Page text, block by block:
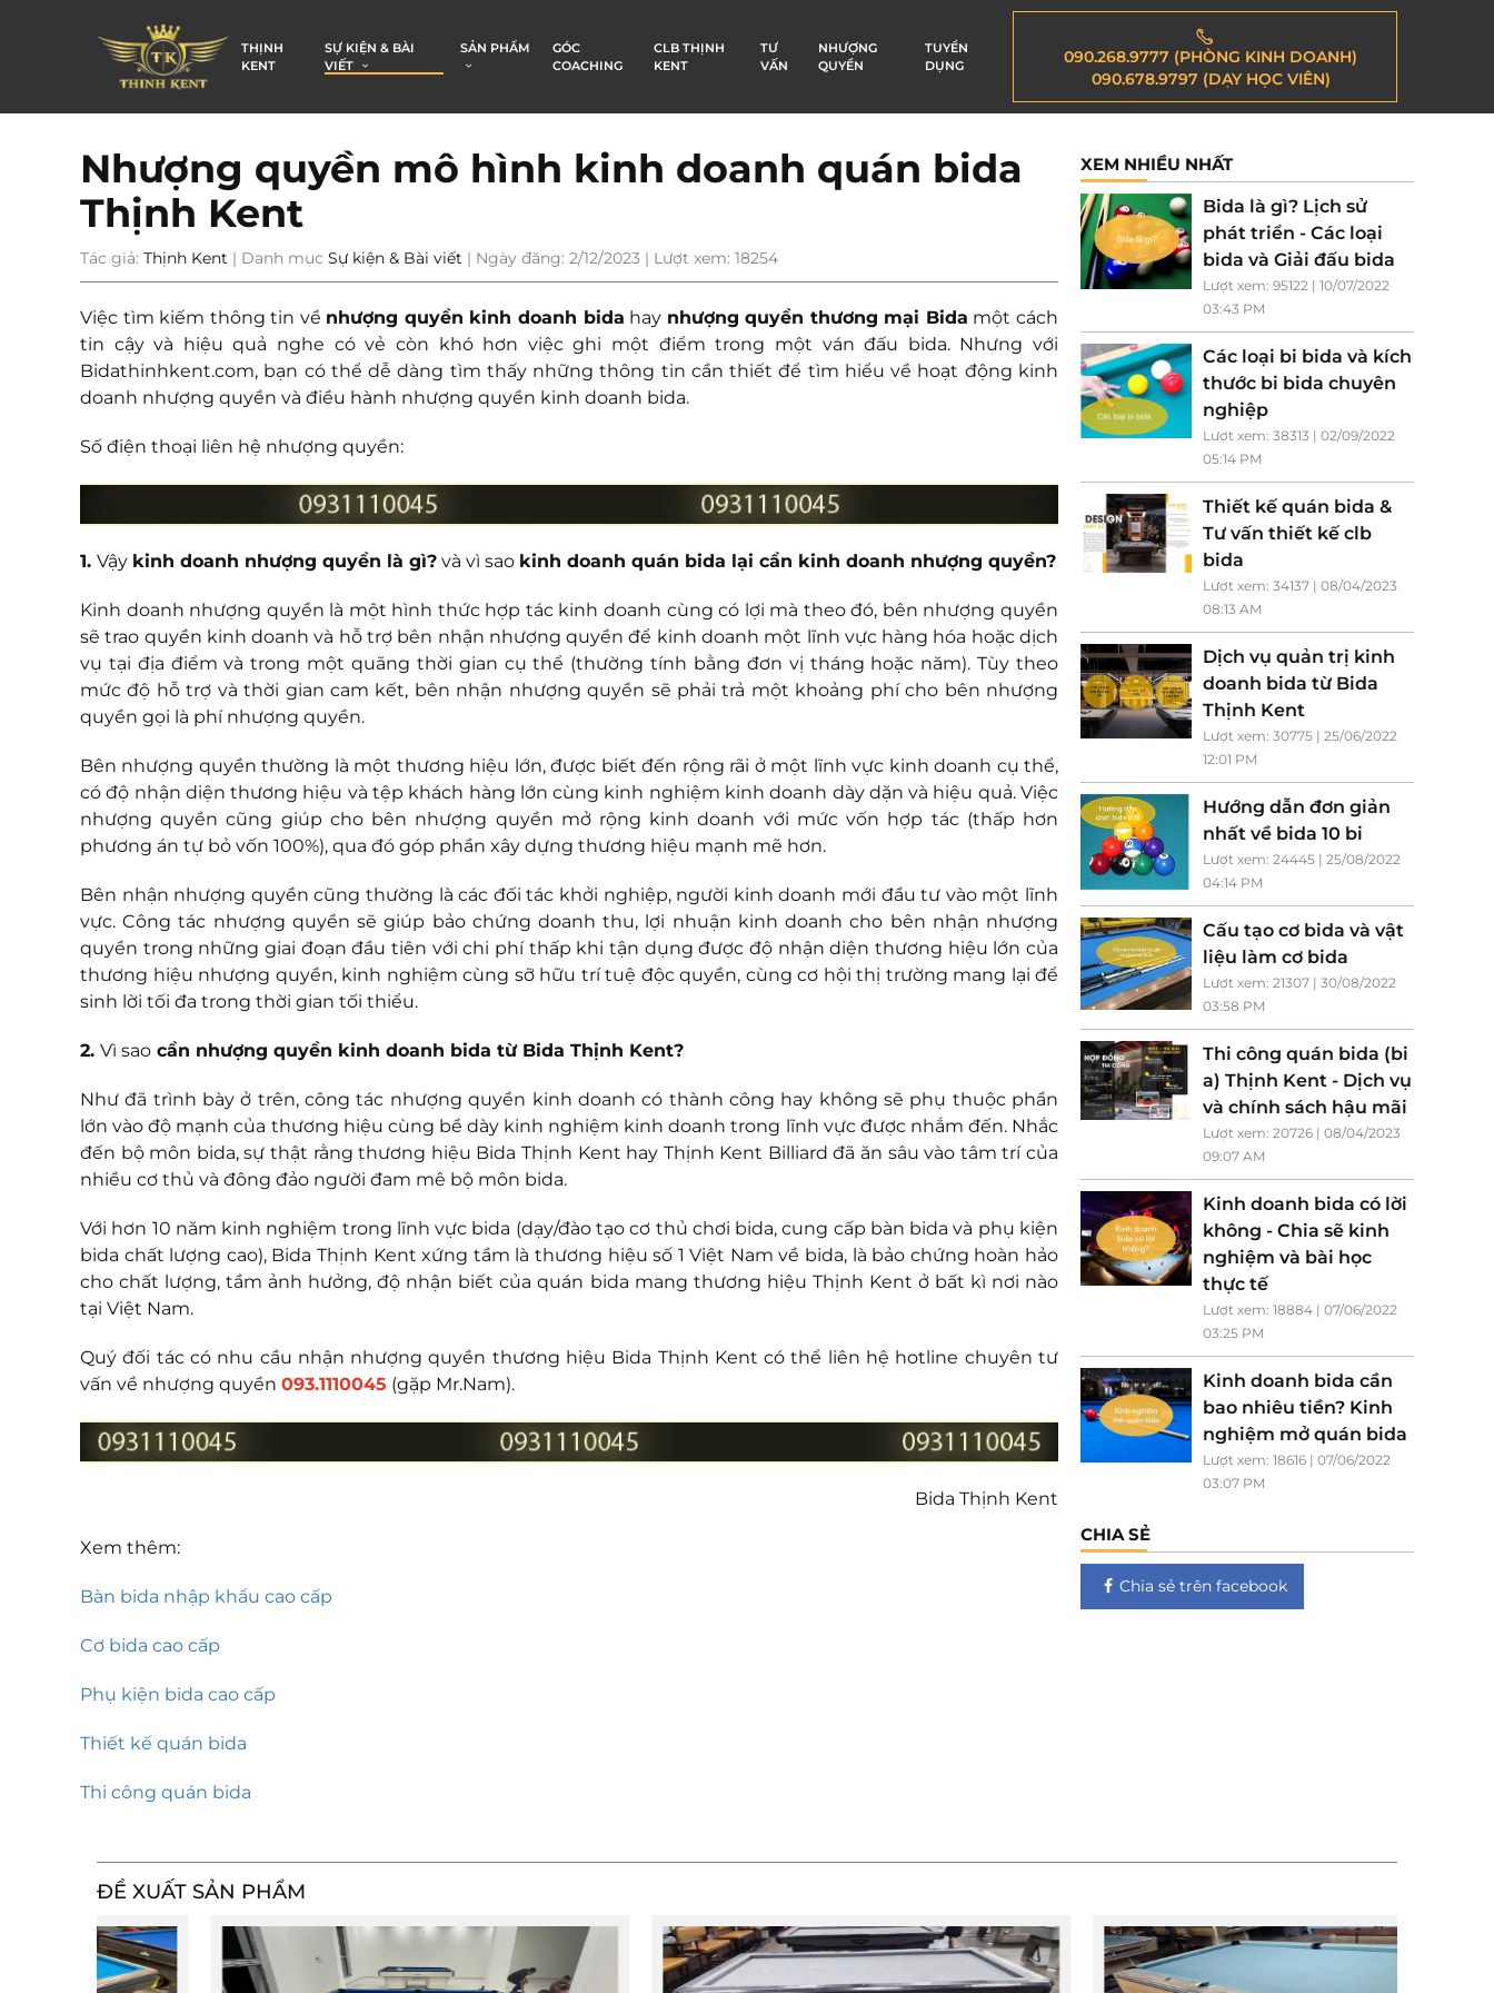
THỊNH
KENT
SỰ KIỆN & BÀI
VIẾT
SẢN PHẨM
GÓC
COACHING
CLB THỊNH
KENT
TƯ
VẤN
NHƯỢNG
QUYỀN
TUYỂN
DỤNG
090.268.9777 (PHÒNG KINH DOANH)
090.678.9797 (DẠY HỌC VIÊN)
Nhượng quyền mô hình kinh doanh quán bida
Thịnh Kent
Tác giả: Thịnh Kent | Danh mục Sự kiện & Bài viết | Ngày đăng: 2/12/2023 | Lượt xem: 18254
Việc tìm kiếm thông tin về nhượng quyền kinh doanh bida hay nhượng quyền thương mại Bida một cách
tin cậy và hiệu quả nghe có vẻ còn khó hơn việc ghi một điểm trong một ván đấu bida. Nhưng với
Bidathinhkent.com, bạn có thể dễ dàng tìm thấy những thông tin cần thiết để tìm hiểu về hoạt động kinh
doanh nhượng quyền và điều hành nhượng quyền kinh doanh bida.
Số điện thoại liên hệ nhượng quyền:
1. Vậy kinh doanh nhượng quyền là gì? và vì sao kinh doanh quán bida lại cần kinh doanh nhượng quyền?
Kinh doanh nhượng quyền là một hình thức hợp tác kinh doanh cùng có lợi mà theo đó, bên nhượng quyền
sẽ trao quyền kinh doanh và hỗ trợ bên nhận nhượng quyền để kinh doanh một lĩnh vực hàng hóa hoặc dịch
vụ tại địa điểm và trong một quãng thời gian cụ thể (thường tính bằng đơn vị tháng hoặc năm). Tùy theo
mức độ hỗ trợ và thời gian cam kết, bên nhận nhượng quyền sẽ phải trả một khoảng phí cho bên nhượng
quyền gọi là phí nhượng quyền.
Bên nhượng quyền thường là một thương hiệu lớn, được biết đến rộng rãi ở một lĩnh vực kinh doanh cụ thể,
có độ nhận diện thương hiệu và tệp khách hàng lớn cùng kinh nghiệm kinh doanh dày dặn và hiệu quả. Việc
nhượng quyền cũng giúp cho bên nhượng quyền mở rộng kinh doanh với mức vốn hợp tác (thấp hơn
phương án tự bỏ vốn 100%), qua đó góp phần xây dựng thương hiệu mạnh mẽ hơn.
Bên nhận nhượng quyền cũng thường là các đối tác khởi nghiệp, người kinh doanh mới đầu tư vào một lĩnh
vực. Công tác nhượng quyền sẽ giúp bảo chứng doanh thu, lợi nhuận kinh doanh cho bên nhận nhượng
quyền trong những giai đoạn đầu tiên với chi phí thấp khi tận dụng được độ nhận diện thương hiệu lớn của
thương hiệu nhượng quyền, kinh nghiệm cùng sỡ hữu trí tuệ độc quyền, cùng cơ hội thị trường mang lại để
sinh lời tối đa trong thời gian tối thiểu.
2. Vì sao cần nhượng quyền kinh doanh bida từ Bida Thịnh Kent?
Như đã trình bày ở trên, công tác nhượng quyền kinh doanh có thành công hay không sẽ phụ thuộc phần
lớn vào độ mạnh của thương hiệu cùng bề dày kinh nghiệm kinh doanh trong lĩnh vực được nhắm đến. Nhắc
đến bộ môn bida, sự thật rằng thương hiệu Bida Thịnh Kent hay Thịnh Kent Billiard đã ăn sâu vào tâm trí của
nhiều cơ thủ và đông đảo người đam mê bộ môn bida.
Với hơn 10 năm kinh nghiệm trong lĩnh vực bida (dạy/đào tạo cơ thủ chơi bida, cung cấp bàn bida và phụ kiện
bida chất lượng cao), Bida Thịnh Kent xứng tầm là thương hiệu số 1 Việt Nam về bida, là bảo chứng hoàn hảo
cho chất lượng, tầm ảnh hưởng, độ nhận biết của quán bida mang thương hiệu Thịnh Kent ở bất kì nơi nào
tại Việt Nam.
Quý đối tác có nhu cầu nhận nhượng quyền thương hiệu Bida Thịnh Kent có thể liên hệ hotline chuyên tư
vấn về nhượng quyền 093.1110045 (gặp Mr.Nam).
Bida Thịnh Kent
Xem thêm:
Bàn bida nhập khẩu cao cấp
Cơ bida cao cấp
Phụ kiện bida cao cấp
Thiết kế quán bida
Thi công quán bida
XEM NHIỀU NHẤT
Bida là gì? Lịch sử
phát triển - Các loại
bida và Giải đấu bida
Lượt xem: 95122 | 10/07/2022
03:43 PM
Các loại bi bida và kích
thước bi bida chuyên
nghiệp
Lượt xem: 38313 | 02/09/2022
05:14 PM
Thiết kế quán bida &
Tư vấn thiết kế clb
bida
Lượt xem: 34137 | 08/04/2023
08:13 AM
Dịch vụ quản trị kinh
doanh bida từ Bida
Thịnh Kent
Lượt xem: 30775 | 25/06/2022
12:01 PM
Hướng dẫn đơn giản
nhất về bida 10 bi
Lượt xem: 24445 | 25/08/2022
04:14 PM
Cấu tạo cơ bida và vật
liệu làm cơ bida
Lượt xem: 21307 | 30/08/2022
03:58 PM
Thi công quán bida (bi
a) Thịnh Kent - Dịch vụ
và chính sách hậu mãi
Lượt xem: 20726 | 08/04/2023
09:07 AM
Kinh doanh bida có lời
không - Chia sẽ kinh
nghiệm và bài học
thực tế
Lượt xem: 18884 | 07/06/2022
03:25 PM
Kinh doanh bida cần
bao nhiêu tiền? Kinh
nghiệm mở quán bida
Lượt xem: 18616 | 07/06/2022
03:07 PM
CHIA SẺ
Chia sẻ trên facebook
ĐỀ XUẤT SẢN PHẨM